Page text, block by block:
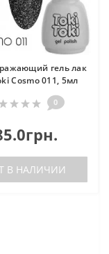
гель лак
Cosmo 011, 5мл
0
В НАЛИЧИИ